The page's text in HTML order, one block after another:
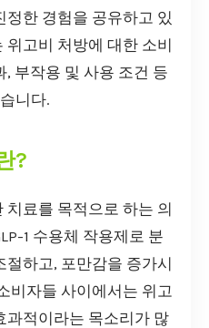
정한 경험을 공유하고 있
위고비 처방에 대한 소비
부작용 및 사용 조건 등
니다.
?
치료를 목적으로 하는 의
1 수용체 작용제로 분
절하고, 포만감을 증가시
비자들 사이에서는 위고
과적이라는 목소리가 많